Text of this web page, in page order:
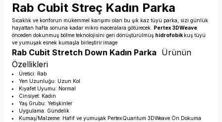
Rab Cubit Streç Kadın Parka
Sıcaklık ve konforun mükemmel karışımı olan bu şık kaz tüyü parka, sizi günlük
hayattan hafta sonuna kadar mikro maceralara götürecek. Pertex 3DWeave
önceden dokunmuş bölme teknolojisini geri dönüştürülmüş hidrofobik kuş tüyü
ve yumuşak esnek kumaşla birleştirir.image
Rab Cubit Stretch Down Kadın Parka Ürünün
Özellikleri
Üretici: Rab
Yen Uzunluğu: Uzun Kol
Kıyafet Uyumu: Normal
Cinsiyet: Kadın
Yaş Grubu: Yetişkinler
Uygulama: Gündelik
Kumaş/Malzeme: Hafif ve yumuşak PertexQuantum 3DWeave Ön Dokuma